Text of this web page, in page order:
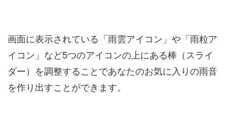
画面に表示されている「雨雲アイコン」や「雨粒ア
イコン」など5つのアイコンの上にある棒（スライ
ダー）を調整することであなたのお気に入りの雨音
を作り出すことができます。